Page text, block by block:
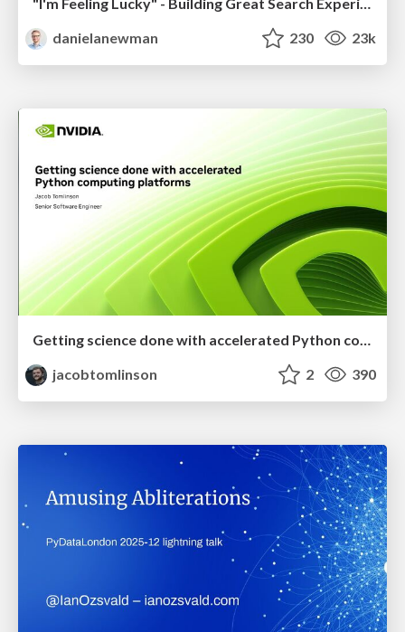
danielanewman
230 23k
Getting science done with accelerated Python computing platforms
jacobtomlinson
2 390